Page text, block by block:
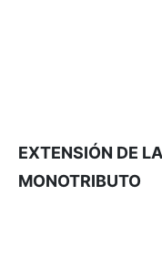
EXTENSIÓN DE
MONOTRIBUTO